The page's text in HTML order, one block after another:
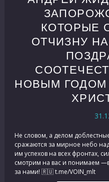
КОТОРЫЕ
ОТЧИЗНУ
НОВЫМ
Не словом, а делом
сражаются за мирное небо
им успехов на всех фронтах,
смотрим на вас и понимаем
за нами! 🇷🇺 t.me/VOIN_mlt